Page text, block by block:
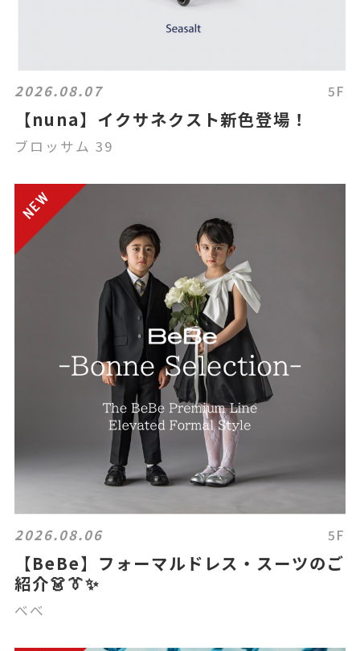
2026.08.07 5F
【nuna】イクサネクスト新色登場！
ブロッサム 39
2026.08.06 5F
【BeBe】フォーマルドレス・スーツのご
紹介👗👔✨
べべ